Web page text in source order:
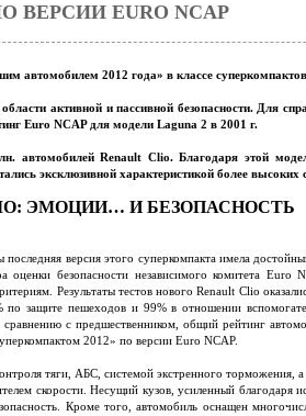
EURO NCAP
автомобилем 2012 года» в классе
активной и пассивной безопасности. Для
Euro NCAP для модели Laguna 2 в 2001 г.
автомобилей Renault Clio. Благодаря этой
эксклюзивной характеристикой более высоких
ЭМОЦИИ… И БЕЗОПАСНОСТЬ
версия этого суперкомпакта имела
безопасности независимого комитета Euro
Результаты тестов нового Renault Clio
защите пешеходов и 99% в отношении
с предшественником, общий рейтинг
2012» по версии Euro NCAP.
тяги, АБС, системой экстренного торможения,
скорости. Несущий кузов, усиленный благодаря
Кроме того, автомобиль оснащен